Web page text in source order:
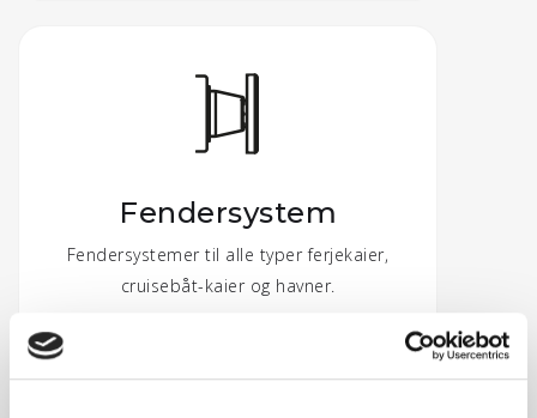
Fendersystem
Fendersystemer til alle typer ferjekaier,
cruisebåt-kaier og havner.